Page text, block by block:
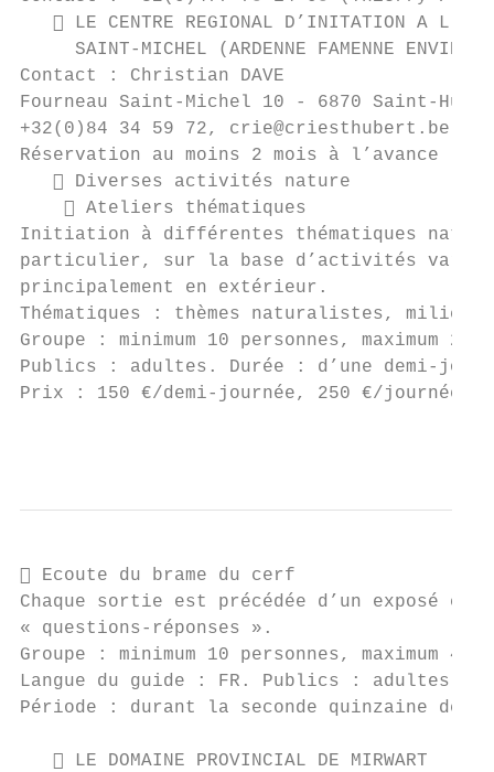
 LE CENTRE REGIONAL D’INITATION A
SAINT-MICHEL (ARDENNE FAMENNE
Contact : Christian DAVE
Fourneau Saint-Michel 10 - 6870 Saint-
+32(0)84 34 59 72, crie@criesthubert.be,
Réservation au moins 2 mois à l’avance
    Diverses activités nature
     Ateliers thématiques
Initiation à différentes thématiques
particulier, sur la base d’activités
principalement en extérieur.
Thématiques : thèmes naturalistes,
Groupe : minimum 10 personnes, maximum
Publics : adultes. Durée : d’une demi-
Prix : 150 €/demi-journée, 250 €/journée +
 Ecoute du brame du cerf
Chaque sortie est précédée d’un exposé
« questions-réponses ».
Groupe : minimum 10 personnes, maximum
Langue du guide : FR. Publics : adultes.
Période : durant la seconde quinzaine de
    LE DOMAINE PROVINCIAL DE MIRWART